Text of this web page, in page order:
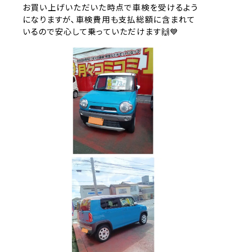
お買い上げいただいた時点で車検を受けるよう
になりますが、車検費用も支払総額に含まれて
いるので安心して乗っていただけます🙌💙